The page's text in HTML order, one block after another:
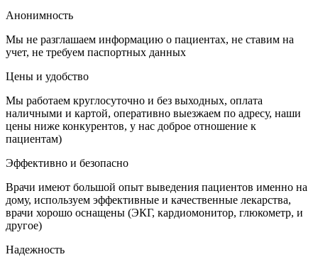
Анонимность
Мы не разглашаем информацию о пациентах, не ставим на
учет, не требуем паспортных данных
Цены и удобство
Мы работаем круглосуточно и без выходных, оплата
наличными и картой, оперативно выезжаем по адресу, наши
цены ниже конкурентов, у нас доброе отношение к
пациентам)
Эффективно и безопасно
Врачи имеют большой опыт выведения пациентов именно на
дому, используем эффективные и качественные лекарства,
врачи хорошо оснащены (ЭКГ, кардиомонитор, глюкометр, и
другое)
Надежность